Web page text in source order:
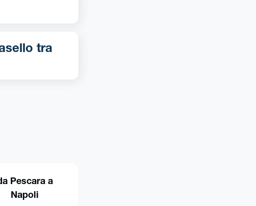
tra
Pescara a
Napoli